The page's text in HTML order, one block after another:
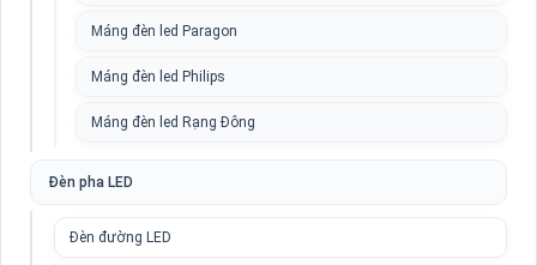
Máng đèn led Paragon
Máng đèn led Philips
Máng đèn led Rạng Đông
Đèn pha LED
Đèn đường LED